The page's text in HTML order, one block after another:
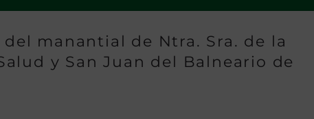
manantial de Ntra. Sra. de la
y San Juan del Balneario de